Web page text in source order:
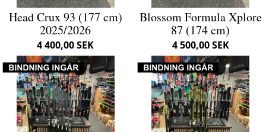
Head Crux 93 (177 cm)
2025/2026
4 400,00 SEK
Blossom Formula Xplore
87 (174 cm)
4 500,00 SEK